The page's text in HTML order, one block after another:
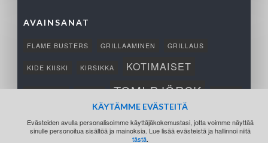
AVAINSANAT
FLAME BUSTERS GRILLAAMINEN GRILLAUS
KIDE KIISKI KIRSIKKA KOTIMAISET
TOMI BJÖRCK
KÄYTÄMME EVÄSTEITÄ
Evästeiden avulla personalisoimme käyttäjäkokemustasi, jotta voimme näyttää
sinulle personoitua sisältöä ja mainoksia. Lue lisää evästeistä ja hallinnoi niitä
tästä.